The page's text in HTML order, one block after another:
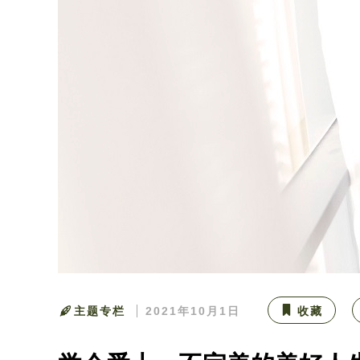
主题专栏 2021年10月1日 收藏